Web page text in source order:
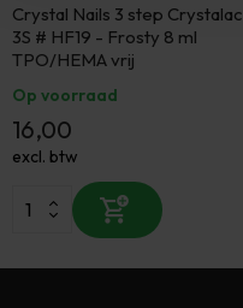
Crystal Nails 3 step Crystalac
3S # HF19 - Frosty 8 ml
TPO/HEMA vrij
Op voorraad
16,00
excl. btw